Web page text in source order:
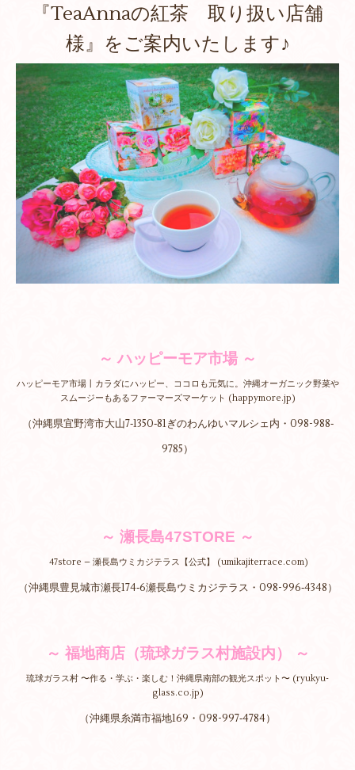
『TeaAnnaの紅茶 取り扱い店舗
様』をご案内いたします♪
～ ハッピーモア市場 ～
ハッピーモア市場丨カラダにハッピー、ココロも元気に。沖縄オーガニック野菜や
スムージーもあるファーマーズマーケット (happymore.jp)
（沖縄県宜野湾市大山7‐1350‐81ぎのわんゆいマルシェ内・098-988‐
9785）
～ 瀬長島47STORE ～
47store – 瀬長島ウミカジテラス【公式】 (umikajiterrace.com)
（沖縄県豊見城市瀬長174‐6瀬長島ウミカジテラス・098-996‐4348）
～ 福地商店（琉球ガラス村施設内） ～
琉球ガラス村 〜作る・学ぶ・楽しむ！沖縄県南部の観光スポット〜 (ryukyu-
glass.co.jp)
（沖縄県糸満市福地169・098-997‐4784）